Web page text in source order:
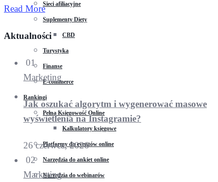
Sieci afiliacyjne
Suplementy Diety
CBD
Turystyka
Finanse
E-commerce
Rankingi
Pełna Księgowość Online
Kalkulatory księgowe
Platformy do eventów online
Narzędzia do ankiet online
Narzędzia do webinarów
Read More
Aktualności
01
Marketing
Jak oszukać algorytm i wygenerować masowe
wyświetlenia na Instagramie?
26 czerwca, 2026
02
Marketing